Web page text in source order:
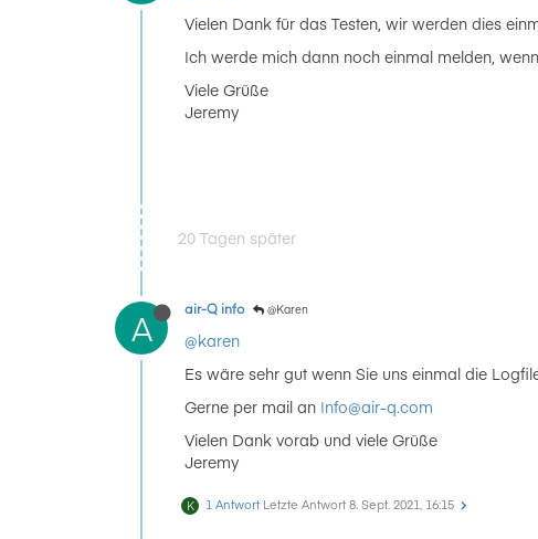
Vielen Dank für das Testen, wir werden dies
Ich werde mich dann noch einmal melden,
Viele Grüße
Jeremy
20 Tagen später
A air-Q info @Karen
@karen
Es wäre sehr gut wenn Sie uns einmal die
Gerne per mail an Info@air-q.com
Vielen Dank vorab und viele Grüße
Jeremy
K 1 Antwort Letzte Antwort 8. Sept. 2021, 16:15